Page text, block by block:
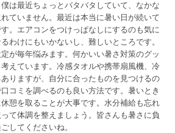
は最近ちょっとバタバタしていて、なかな
ていません。最近は本当に暑い日が続いて
。エアコンをつけっぱなしにするのも気に
わけにもいかないし、難しいところです。
が毎年悩みます。何かいい暑さ対策のグッ
えています。冷感タオルや携帯扇風機、冷
りますが、自分に合ったものを見つけるの
コミを調べるのも良い方法です。暑いとき
憩を取ることが大事です。水分補給も忘れ
て体調を整えましょう。皆さんも暑さに負
してくださいね。